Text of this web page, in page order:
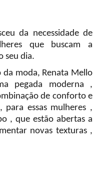
da necessidade de
que buscam a
seu dia.
moda, Renata Mello
pegada moderna ,
de conforto e
essas mulheres ,
, que estão abertas a
novas texturas ,